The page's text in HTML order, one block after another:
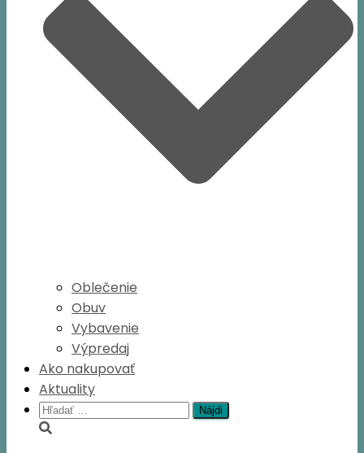
Oblečenie
Obuv
Vybavenie
Výpredaj
Ako nakupovať
Aktuality
Hľadať: